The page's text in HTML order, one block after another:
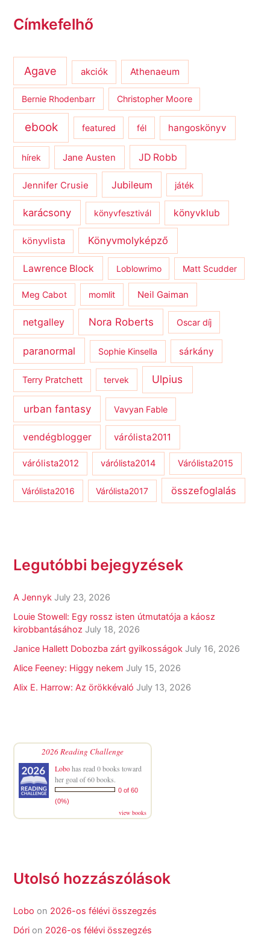
Címkefelhő
Agave akciók Athenaeum
Bernie Rhodenbarr Christopher Moore
ebook featured fél hangoskönyv
hírek Jane Austen JD Robb
Jennifer Crusie Jubileum játék
karácsony könyvfesztivál könyvklub
könyvlista Könyvmolyképző
Lawrence Block Loblowrimo Matt Scudder
Meg Cabot momlit Neil Gaiman
netgalley Nora Roberts Oscar díj
paranormal Sophie Kinsella sárkány
Terry Pratchett tervek Ulpius
urban fantasy Vavyan Fable
vendégblogger várólista2011
várólista2012 várólista2014 Várólista2015
Várólista2016 Várólista2017 összefoglalás
Legutóbbi bejegyzések
A Jennyk July 23, 2026
Louie Stowell: Egy ​rossz isten útmutatója a káosz
kirobbantásához July 18, 2026
Janice Hallett Dobozba zárt gyilkosságok July 16, 2026
Alice Feeney: Higgy nekem July 15, 2026
Alix E. Harrow: Az örökkévaló July 13, 2026
2026 Reading Challenge
Lobohas read 0 books toward
her goal of 60 books.
0 of 60
(0%)
view books
Utolsó hozzászólások
Lobo on 2026-os félévi összegzés
Dóri on 2026-os félévi összegzés